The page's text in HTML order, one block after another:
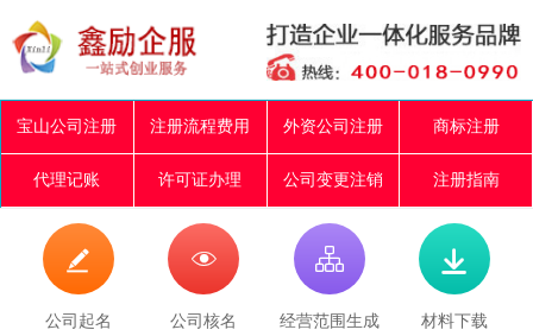
宝山公司注册 注册流程费用 外资公司注册 商标注册
代理记账 许可证办理 公司变更注销 注册指南

公司起名

公司核名

经营范围生成

材料下载